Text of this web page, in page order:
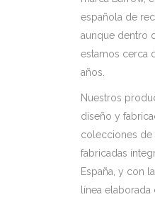
española de
aunque dentro
estamos cerca
años.
Nuestros
diseño y
colecciones de
fabricadas
España, y con
línea elaborada